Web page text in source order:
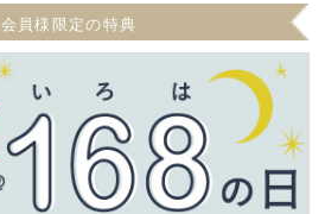
会員様限定の特典